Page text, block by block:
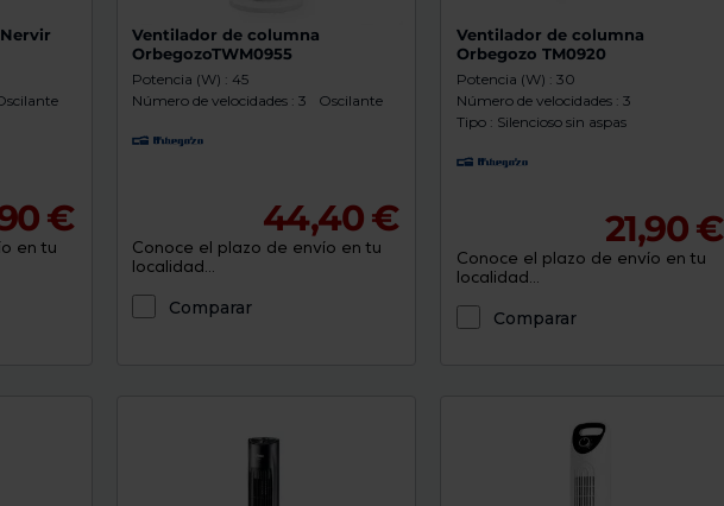
€
en tu
Ventilador de columna
OrbegozoTWM0955
Potencia (W) : 45
Número de velocidades : 3
Oscilante
44,40 €
Conoce el plazo de envío en tu
localidad...
Comparar
Ventilador de columna
Orbegozo TM0920
Potencia (W) : 30
Número de velocidades : 3
Tipo : Silencioso sin aspas
21,90 €
Conoce el plazo de envío en tu
localidad...
Comparar